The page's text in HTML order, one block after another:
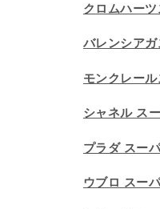
クロムハー
バレンシア
モンクレー
シャネル ス
プラダ スー
ウブロ スー